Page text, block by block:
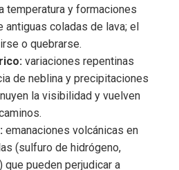
temperatura y formaciones
coladas de lava; el
o quebrarse.
variaciones repentinas
de neblina y precipitaciones
la visibilidad y vuelven
emanaciones volcánicas en
(sulfuro de hidrógeno,
pueden perjudicar a